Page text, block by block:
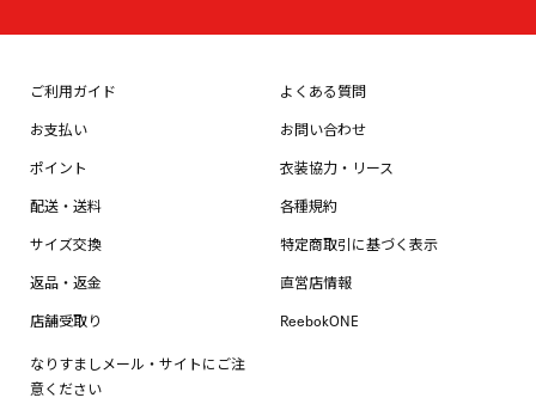
ご利用ガイド
お支払い
ポイント
配送・送料
サイズ交換
返品・返金
店舗受取り
なりすましメール・サイトにご注
意ください
よくある質問
お問い合わせ
衣装協力・リース
各種規約
特定商取引に基づく表示
直営店情報
ReebokONE